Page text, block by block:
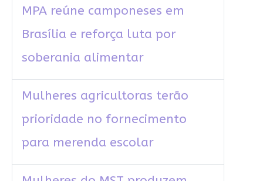
MPA reúne camponeses em
Brasília e reforça luta por
soberania alimentar
Mulheres agricultoras terão
prioridade no fornecimento
para merenda escolar